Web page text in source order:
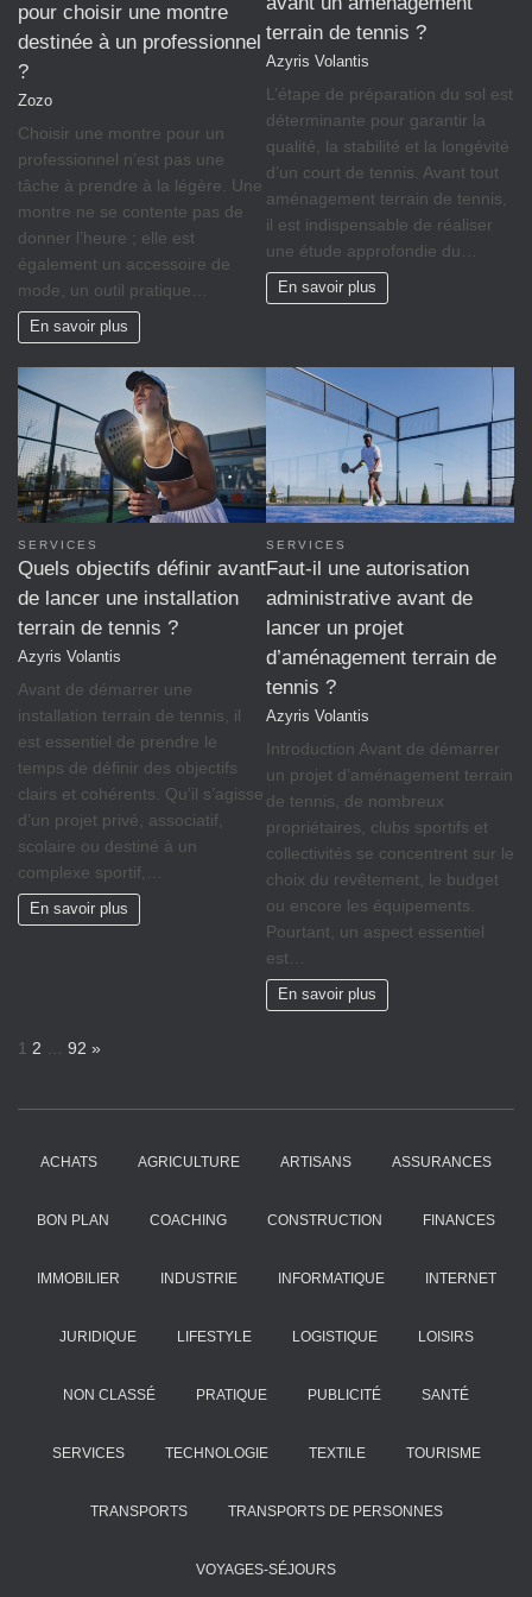
pour choisir une montre
destinée à un professionnel
?
Zozo
Choisir une montre pour un
professionnel n’est pas une
tâche à prendre à la légère. Une
montre ne se contente pas de
donner l’heure ; elle est
également un accessoire de
mode, un outil pratique…
En savoir plus
terrain de tennis ?
Azyris Volantis
L’étape de préparation du sol est
déterminante pour garantir la
qualité, la stabilité et la longévité
d’un court de tennis. Avant tout
aménagement terrain de tennis,
il est indispensable de réaliser
une étude approfondie du…
En savoir plus
SERVICES
Quels objectifs définir avant
de lancer une installation
terrain de tennis ?
Azyris Volantis
Avant de démarrer une
installation terrain de tennis, il
est essentiel de prendre le
temps de définir des objectifs
clairs et cohérents. Qu’il s’agisse
d’un projet privé, associatif,
scolaire ou destiné à un
complexe sportif,…
En savoir plus
SERVICES
Faut-il une autorisation
administrative avant de
lancer un projet
d’aménagement terrain de
tennis ?
Azyris Volantis
Introduction Avant de démarrer
un projet d’aménagement terrain
de tennis, de nombreux
propriétaires, clubs sportifs et
collectivités se concentrent sur le
choix du revêtement, le budget
ou encore les équipements.
Pourtant, un aspect essentiel
est…
En savoir plus
P1 2 92 N
»
ACHATS AGRICULTURE ARTISANS ASSURANCES
BON PLAN COACHING CONSTRUCTION FINANCES
IMMOBILIER INDUSTRIE INFORMATIQUE INTERNET
JURIDIQUE LIFESTYLE LOGISTIQUE LOISIRS
NON CLASSÉ PRATIQUE PUBLICITÉ SANTÉ
SERVICES TECHNOLOGIE TEXTILE TOURISME
TRANSPORTS TRANSPORTS DE PERSONNES
VOYAGES-SÉJOURS